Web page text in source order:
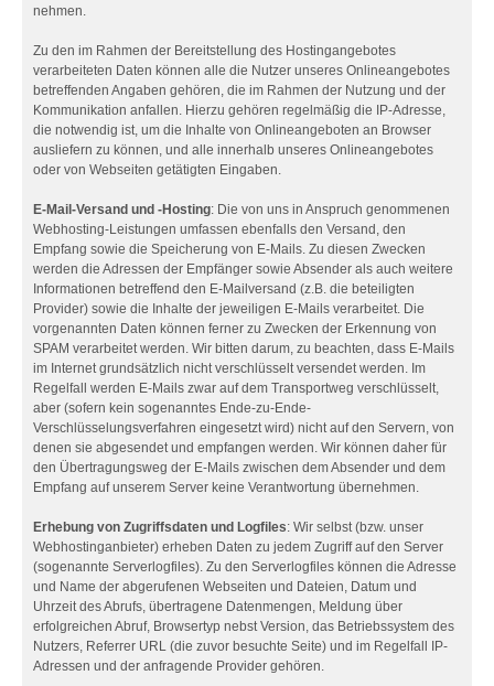
nehmen.
Zu den im Rahmen der Bereitstellung des Hostingangebotes
verarbeiteten Daten können alle die Nutzer unseres Onlineangebotes
betreffenden Angaben gehören, die im Rahmen der Nutzung und der
Kommunikation anfallen. Hierzu gehören regelmäßig die IP-Adresse,
die notwendig ist, um die Inhalte von Onlineangeboten an Browser
ausliefern zu können, und alle innerhalb unseres Onlineangebotes
oder von Webseiten getätigten Eingaben.
E-Mail-Versand und -Hosting: Die von uns in Anspruch genommenen
Webhosting-Leistungen umfassen ebenfalls den Versand, den
Empfang sowie die Speicherung von E-Mails. Zu diesen Zwecken
werden die Adressen der Empfänger sowie Absender als auch weitere
Informationen betreffend den E-Mailversand (z.B. die beteiligten
Provider) sowie die Inhalte der jeweiligen E-Mails verarbeitet. Die
vorgenannten Daten können ferner zu Zwecken der Erkennung von
SPAM verarbeitet werden. Wir bitten darum, zu beachten, dass E-Mails
im Internet grundsätzlich nicht verschlüsselt versendet werden. Im
Regelfall werden E-Mails zwar auf dem Transportweg verschlüsselt,
aber (sofern kein sogenanntes Ende-zu-Ende-
Verschlüsselungsverfahren eingesetzt wird) nicht auf den Servern, von
denen sie abgesendet und empfangen werden. Wir können daher für
den Übertragungsweg der E-Mails zwischen dem Absender und dem
Empfang auf unserem Server keine Verantwortung übernehmen.
Erhebung von Zugriffsdaten und Logfiles: Wir selbst (bzw. unser
Webhostinganbieter) erheben Daten zu jedem Zugriff auf den Server
(sogenannte Serverlogfiles). Zu den Serverlogfiles können die Adresse
und Name der abgerufenen Webseiten und Dateien, Datum und
Uhrzeit des Abrufs, übertragene Datenmengen, Meldung über
erfolgreichen Abruf, Browsertyp nebst Version, das Betriebssystem des
Nutzers, Referrer URL (die zuvor besuchte Seite) und im Regelfall IP-
Adressen und der anfragende Provider gehören.